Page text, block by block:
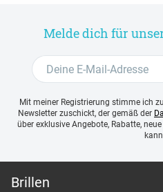
Melde dich für
Mit meiner Registrierung stimme ich
Newsletter zuschickt, der gemäß der
über exklusive Angebote, Rabatte,
Brillen